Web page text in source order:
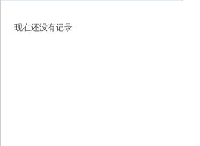
现在还没有记录